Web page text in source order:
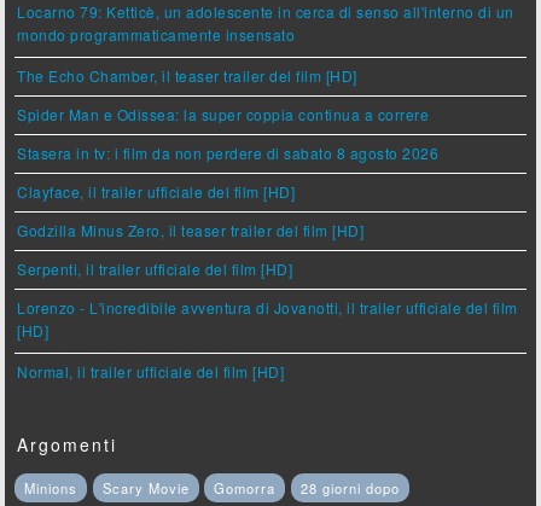
Locarno 79: Ketticè, un adolescente in cerca di senso all'interno di un
mondo programmaticamente insensato
The Echo Chamber, il teaser trailer del film [HD]
Spider Man e Odissea: la super coppia continua a correre
Stasera in tv: i film da non perdere di sabato 8 agosto 2026
Clayface, il trailer ufficiale del film [HD]
Godzilla Minus Zero, il teaser trailer del film [HD]
Serpenti, il trailer ufficiale del film [HD]
Lorenzo - L'incredibile avventura di Jovanotti, il trailer ufficiale del film
[HD]
Normal, il trailer ufficiale del film [HD]
Argomenti
Minions Scary Movie Gomorra
28 giorni dopo